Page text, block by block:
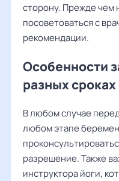
сторону. Прежде чем
посоветоваться с
рекомендации.
Особенности
разных
В любом случае
любом этапе
разрешение. Также
инструктора йоги,